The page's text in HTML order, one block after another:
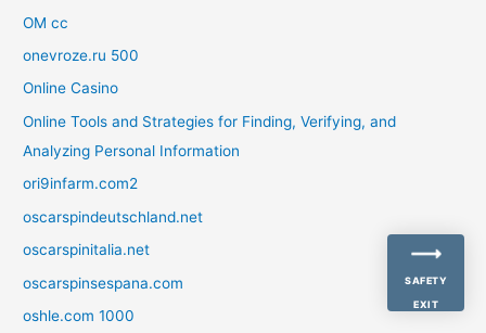
OM cc
onevroze.ru 500
Online Casino
Online Tools and Strategies for Finding, Verifying, and
Analyzing Personal Information
ori9infarm.com2
oscarspindeutschland.net
oscarspinitalia.net
oscarspinsespana.com
oshle.com 1000
SAFETY
EXIT